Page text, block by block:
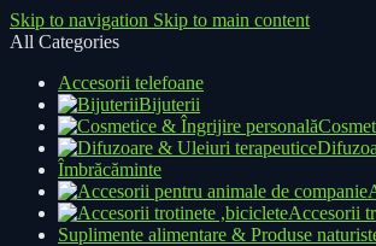
Skip to navigation Skip to main content
All Categories
Accesorii telefoane
Bijuterii
Îmbrăcăminte
Accesorii
Suplimente alimentare & Produse